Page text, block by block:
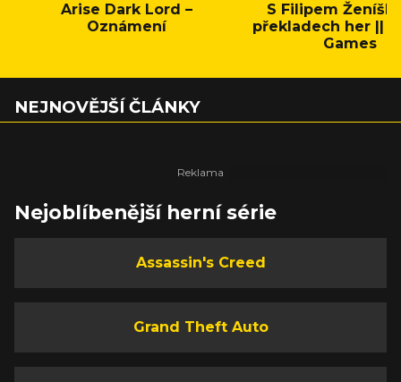
Arise Dark Lord –
Oznámení
S Filipem
překladech her ||
Games
NEJNOVĚJŠÍ ČLÁNKY
Nejoblíbenější herní série
Assassin's Creed
Grand Theft Auto